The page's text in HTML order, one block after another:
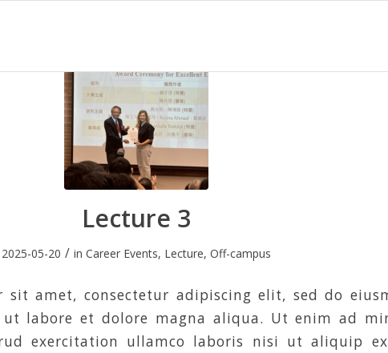
Lecture 3
2025-05-20 / in Career Events, Lecture, Off-campus
sit amet, consectetur adipiscing elit, sed do
labore et dolore magna aliqua. Ut enim ad
exercitation ullamco laboris nisi ut aliquip